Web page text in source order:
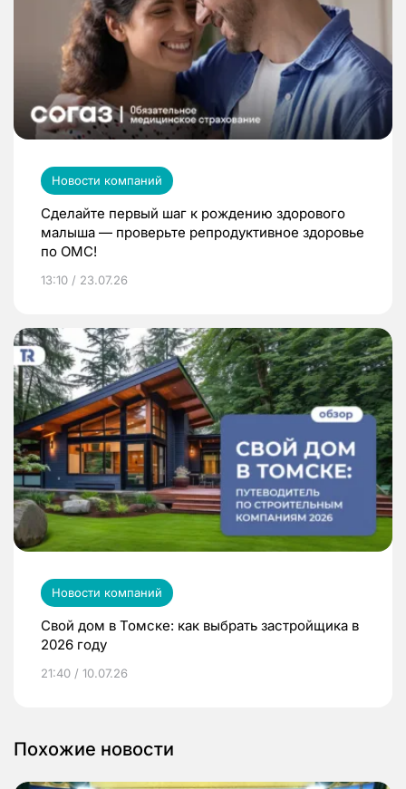
Новости компаний
Сделайте первый шаг к рождению здорового
малыша — проверьте репродуктивное здоровье
по ОМС!
13:10 / 23.07.26
Новости компаний
Свой дом в Томске: как выбрать застройщика в
2026 году
21:40 / 10.07.26
Похожие новости